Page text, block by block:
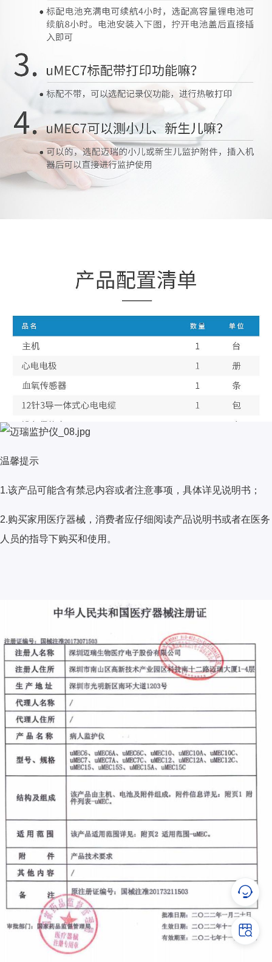
温馨提示
1.该产品可能含有禁忌内容或者注意事项，具体详见说明书；
2.购买家用医疗器械，消费者应仔细阅读产品说明书或者在医务
人员的指导下购买和使用。